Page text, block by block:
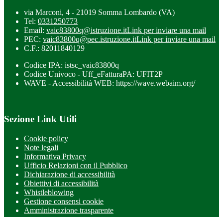
via Marconi, 4 - 21019 Somma Lombardo (VA)
Tel: 0331250773
Email: vaic83800q@istruzione.itLink per inviare una mail
PEC: vaic83800q@pec.istruzione.itLink per inviare una mail
C.F.: 82011840129
Codice IPA: istsc_vaic83800q
Codice Univoco - Uff_eFatturaPA: UFIT2P
WAVE - Accessibilità WEB: https://wave.webaim.org/
Sezione Link Utili
Cookie policy
Note legali
Informativa Privacy
Ufficio Relazioni con il Pubblico
Dichiarazione di accessibilità
Obiettivi di accessibilità
Whistleblowing
Gestione consensi cookie
Amministrazione trasparente